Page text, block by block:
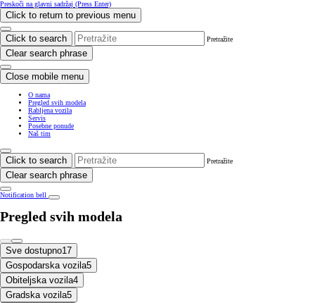
Preskoči na glavni sadržaj (Press Enter)
Click to return to previous menu
Click to search Pretražite
Clear search phrase
Close mobile menu
O nama
Pregled svih modela
Rabljena vozila
Servis
Posebne ponude
Naš tim
Click to search Pretražite
Clear search phrase
Notification bell
Pregled svih modela
Sve dostupno17
Gospodarska vozila5
Obiteljska vozila4
Gradska vozila5